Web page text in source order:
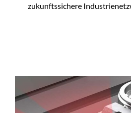
zukunftssichere